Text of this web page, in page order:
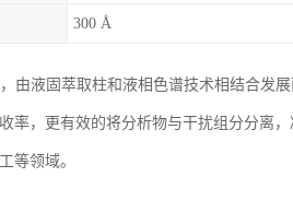
300 Å
由液固萃取柱和液相色谱技术相结合发
率，更有效的将分析物与干扰组分分离，
等领域。